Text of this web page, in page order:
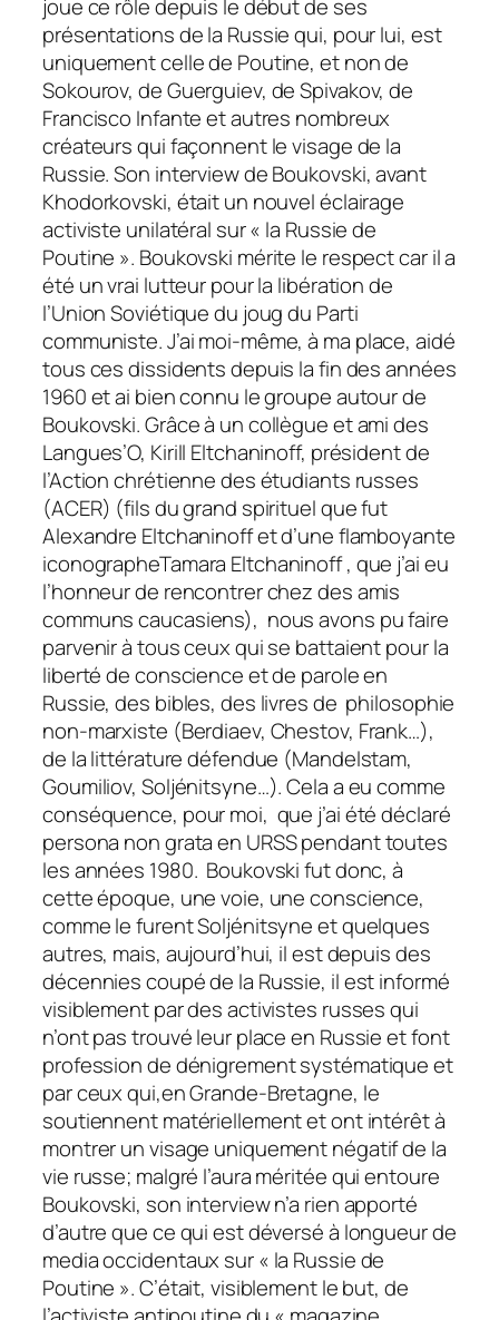
joue ce rôle depuis le début de ses
présentations de la Russie qui, pour lui, est
uniquement celle de Poutine, et non de
Sokourov, de Guerguiev, de Spivakov, de
Francisco Infante et autres nombreux
créateurs qui façonnent le visage de la
Russie. Son interview de Boukovski, avant
Khodorkovski, était un nouvel éclairage
activiste unilatéral sur « la Russie de
Poutine ». Boukovski mérite le respect car il a
été un vrai lutteur pour la libération de
l’Union Soviétique du joug du Parti
communiste. J’ai moi-même, à ma place, aidé
tous ces dissidents depuis la fin des années
1960 et ai bien connu le groupe autour de
Boukovski. Grâce à un collègue et ami des
Langues’O, Kirill Eltchaninoff, président de
l’Action chrétienne des étudiants russes
(ACER) (fils du grand spirituel que fut
Alexandre Eltchaninoff et d’une flamboyante
iconographeTamara Eltchaninoff , que j’ai eu
l’honneur de rencontrer chez des amis
communs caucasiens), nous avons pu faire
parvenir à tous ceux qui se battaient pour la
liberté de conscience et de parole en
Russie, des bibles, des livres de philosophie
non-marxiste (Berdiaev, Chestov, Frank…),
de la littérature défendue (Mandelstam,
Goumiliov, Soljénitsyne…). Cela a eu comme
conséquence, pour moi, que j’ai été déclaré
persona non grata en URSS pendant toutes
les années 1980. Boukovski fut donc, à
cette époque, une voie, une conscience,
comme le furent Soljénitsyne et quelques
autres, mais, aujourd’hui, il est depuis des
décennies coupé de la Russie, il est informé
visiblement par des activistes russes qui
n’ont pas trouvé leur place en Russie et font
profession de dénigrement systématique et
par ceux qui,en Grande-Bretagne, le
soutiennent matériellement et ont intérêt à
montrer un visage uniquement négatif de la
vie russe; malgré l’aura méritée qui entoure
Boukovski, son interview n’a rien apporté
d’autre que ce qui est déversé à longueur de
media occidentaux sur « la Russie de
Poutine ». C’était, visiblement le but, de